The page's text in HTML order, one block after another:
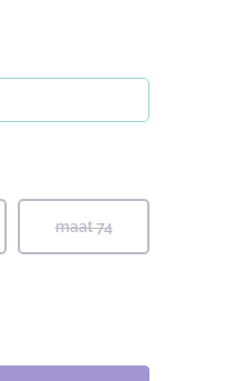
maat 74